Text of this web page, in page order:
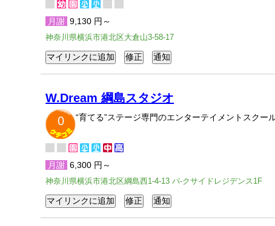
月謝 9,130 円～
神奈川県横浜市港北区大倉山3-58-17
W.Dream 綱島スタジオ
0
“育てる”ステージ専門のエンターテイメントスク
月謝 6,300 円～
神奈川県横浜市港北区綱島西1-4-13 パ-クサイドレジデンス1F